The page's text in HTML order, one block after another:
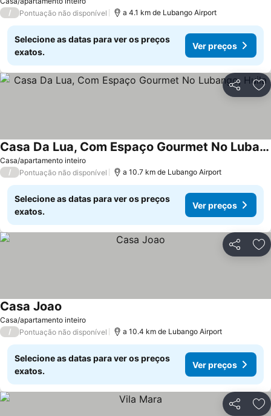
/ Pontuação não disponível a 4.1 km de Lubango Airport
Selecione as datas para ver os preços
exatos.
Ver preços
Partilhar
Casa/apartamento inteiro
Casa Da Lua, Com Espaço Gourmet No Lubango, Huila
Ver preços
/ Pontuação não disponível a 10.7 km de Lubango Airport
Selecione as datas para ver os preços
exatos.
Ver preços
Partilhar
Casa/apartamento inteiro
Casa Joao
/ Pontuação não disponível a 10.4 km de Lubango Airport
Selecione as datas para ver os preços
exatos.
Ver preços
Partilhar